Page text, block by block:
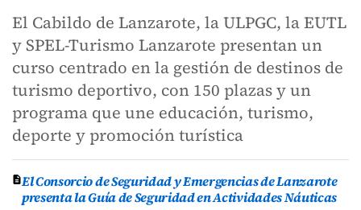
El Cabildo de Lanzarote, la ULPGC, la EUTL
y SPEL-Turismo Lanzarote presentan un
curso centrado en la gestión de destinos de
turismo deportivo, con 150 plazas y un
programa que une educación, turismo,
deporte y promoción turística
El Consorcio de Seguridad y Emergencias de Lanzarote
presenta la Guía de Seguridad en Actividades Náuticas